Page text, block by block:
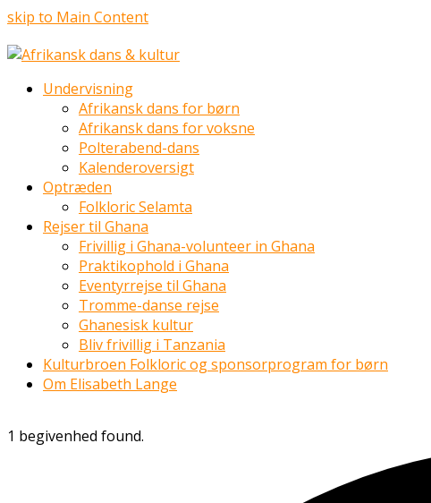
skip to Main Content
Undervisning
Afrikansk dans for børn
Afrikansk dans for voksne
Polterabend-dans
Kalenderoversigt
Optræden
Folkloric Selamta
Rejser til Ghana
Frivillig i Ghana-volunteer in Ghana
Praktikophold i Ghana
Eventyrrejse til Ghana
Tromme-danse rejse
Ghanesisk kultur
Bliv frivillig i Tanzania
Kulturbroen Folkloric og sponsorprogram for børn
Om Elisabeth Lange
1 begivenhed found.